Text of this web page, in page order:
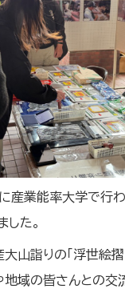
に産業能率大学で行
た。
山詣りの「浮世絵
地域の皆さんとの交